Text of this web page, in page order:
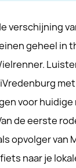
verschijning
geheel in
voor huidige
de eerste
opvolger van
naar je